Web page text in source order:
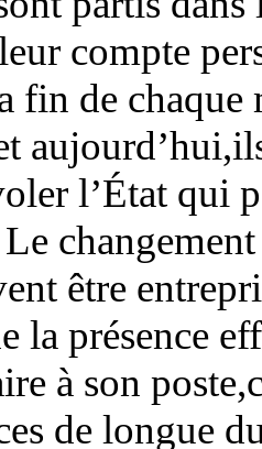
compte
fin de chaque
l’État qui
être
la présence
à son
de longue